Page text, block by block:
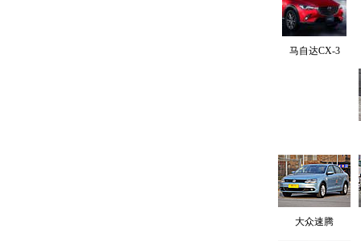
马自达CX-3
大众速腾